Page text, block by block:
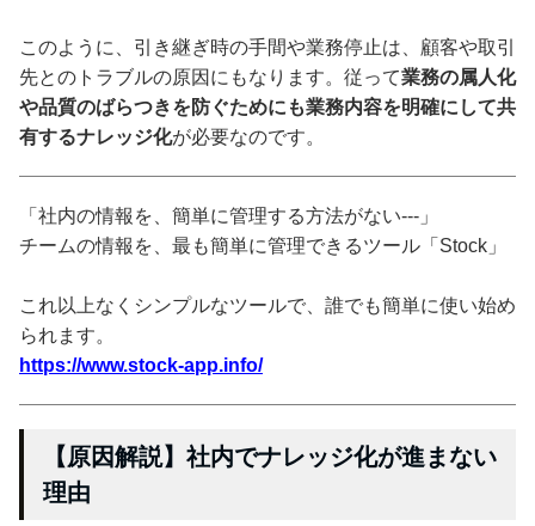
このように、引き継ぎ時の手間や業務停止は、顧客や取引
先とのトラブルの原因にもなります。従って業務の属人化
や品質のばらつきを防ぐためにも業務内容を明確にして共
有するナレッジ化が必要なのです。
「社内の情報を、簡単に管理する方法がない---」
チームの情報を、最も簡単に管理できるツール「Stock」
これ以上なくシンプルなツールで、誰でも簡単に使い始め
られます。
https://www.stock-app.info/
【原因解説】社内でナレッジ化が進まない
理由